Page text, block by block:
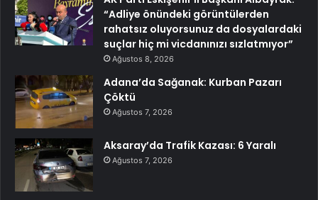
“Adliye önündeki görüntülerden
rahatsız oluyorsunuz da dosyalardaki
suçlar hiç mi vicdanınızı sızlatmıyor”
Ağustos 8, 2026
Adana’da Sağanak: Kurban Pazarı
Çöktü
Ağustos 7, 2026
Aksaray’da Trafik Kazası: 6 Yaralı
Ağustos 7, 2026